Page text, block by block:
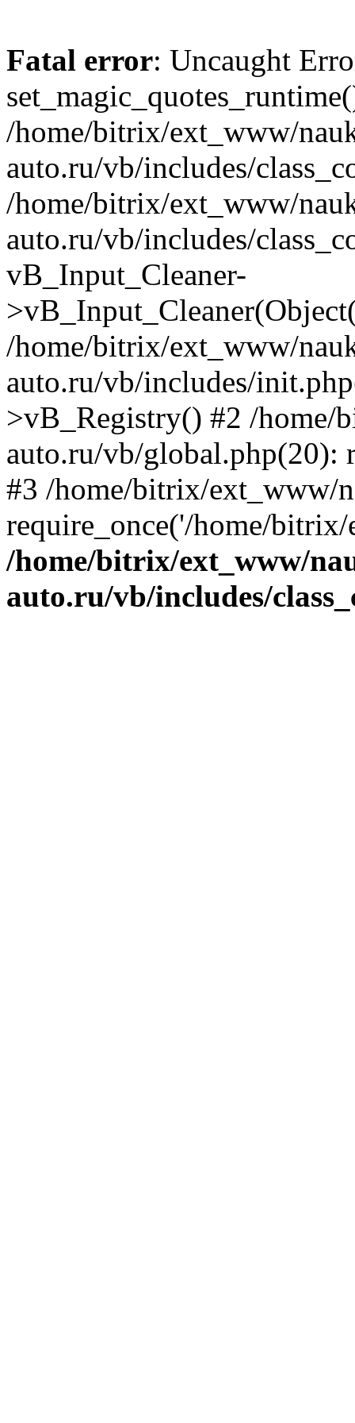
Fatal error: Uncaught
/home/bitrix/ext_www/
auto.ru/vb/includes/
/home/bitrix/ext_www/
auto.ru/vb/includes/
vB_Input_Cleaner-
/home/bitrix/ext_www/
auto.ru/vb/includes/
>vB_Registry() #2 /home/
auto.ru/vb/global.php(20):
#3 /home/bitrix/ext_www/
require_once('/home/
/home/bitrix/ext_www/
auto.ru/vb/includes/